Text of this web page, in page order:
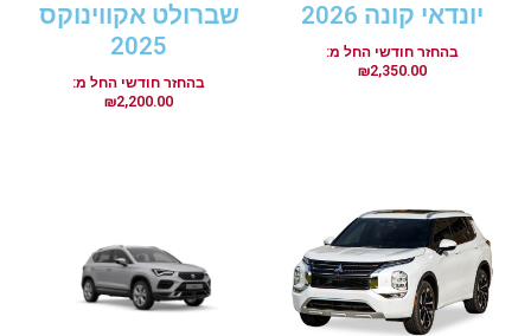
יונדאי קונה 2026
₪2,350.00
שברולט אקווינוקס
2025
₪2,200.00